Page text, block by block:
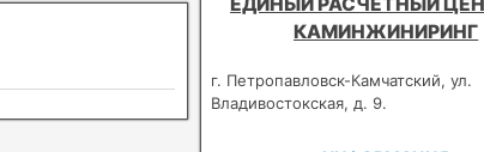
КАМИНЖИНИРИНГ
г. Петропавловск-Камчатский, ул.
Владивостокская, д. 9.